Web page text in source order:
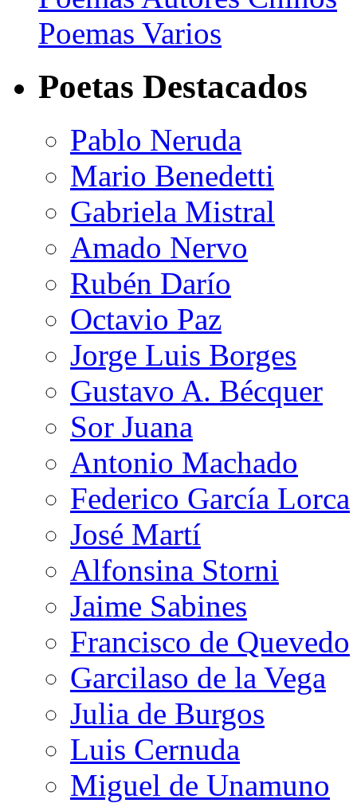
Poemas Varios
Poetas Destacados
Pablo Neruda
Mario Benedetti
Gabriela Mistral
Amado Nervo
Rubén Darío
Octavio Paz
Jorge Luis Borges
Gustavo A. Bécquer
Sor Juana
Antonio Machado
Federico García Lorca
José Martí
Alfonsina Storni
Jaime Sabines
Francisco de Quevedo
Garcilaso de la Vega
Julia de Burgos
Luis Cernuda
Miguel de Unamuno